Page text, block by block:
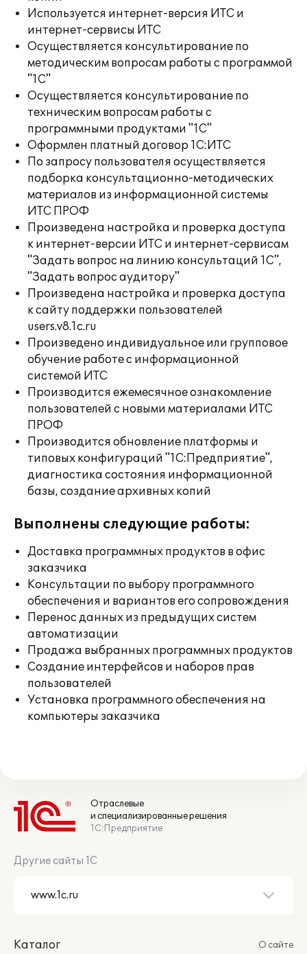
Используется интернет-версия ИТС и
интернет-сервисы ИТС
Осуществляется консультирование по
методическим вопросам работы с программой
"1С"
Осуществляется консультирование по
техническим вопросам работы с
программными продуктами "1С"
Оформлен платный договор 1С:ИТС
По запросу пользователя осуществляется
подборка консультационно-методических
материалов из информационной системы
ИТС ПРОФ
Произведена настройка и проверка доступа
к интернет-версии ИТС и интернет-сервисам
"Задать вопрос на линию консультаций 1С",
"Задать вопрос аудитору"
Произведена настройка и проверка доступа
к сайту поддержки пользователей
users.v8.1c.ru
Произведено индивидуальное или групповое
обучение работе с информационной
системой ИТС
Производится ежемесячное ознакомление
пользователей с новыми материалами ИТС
ПРОФ
Производится обновление платформы и
типовых конфигураций "1С:Предприятие",
диагностика состояния информационной
базы, создание архивных копий
Выполнены следующие работы:
Доставка программных продуктов в офис
заказчика
Консультации по выбору программного
обеспечения и вариантов его сопровождения
Перенос данных из предыдущих систем
автоматизации
Продажа выбранных программных продуктов
Создание интерфейсов и наборов прав
пользователей
Установка программного обеспечения на
компьютеры заказчика
Отраслевые
и специализированные решения
1С:Предприятие
Другие сайты 1С
Каталог
О сайте